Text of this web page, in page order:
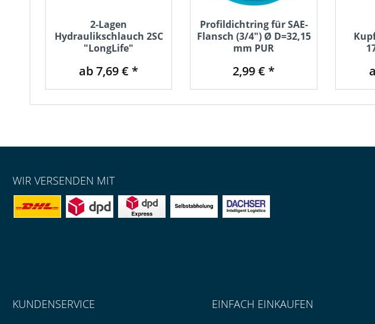
2-Lagen
Hydraulikschlauch 2SC
"LongLife"
ab 7,69 € *
Profildichtring für SAE-
Flansch (3/4") Ø D=32,15
mm PUR
2,99 € *
WIR VERSENDEN MIT
KUNDENSERVICE EINFACH EINKAUFEN